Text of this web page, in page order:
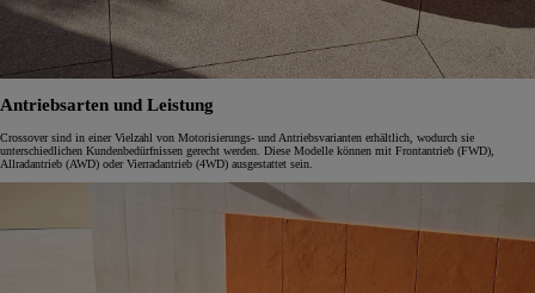
Antriebsarten und Leistung
Crossover sind in einer Vielzahl von Motorisierungs- und Antriebsvarianten erhältlich, wodurch sie
unterschiedlichen Kundenbedürfnissen gerecht werden. Diese Modelle können mit Frontantrieb (FWD),
Allradantrieb (AWD) oder Vierradantrieb (4WD) ausgestattet sein.